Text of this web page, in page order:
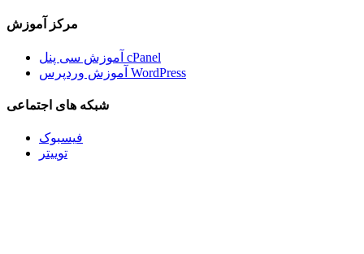
مرکز آموزش
آموزش سی پنل cPanel
آموزش وردپرس WordPress
شبکه های اجتماعی
فیسبوک
توییتر